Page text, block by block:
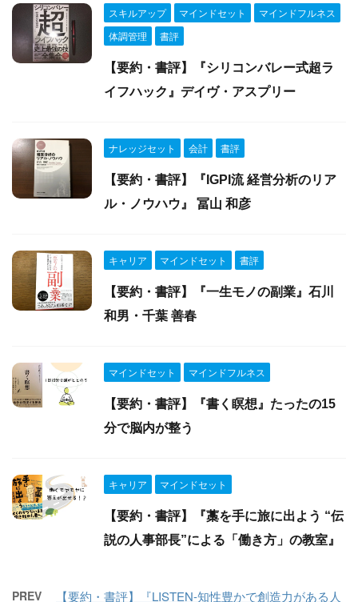
スキルアップ マインドセット
マインドフルネス
体調管理
書評
【要約・書評】『シリコンバレー式超ラ
イフハック』デイヴ・アスプリー
ナレッジセット 会計 書評
【要約・書評】『IGPI流 経営分析のリア
ル・ノウハウ』 冨山 和彦
キャリア マインドセット 書評
【要約・書評】『一生モノの副業』石川
和男・千葉 善春
マインドセット マインドフルネス
【要約・書評】『書く瞑想』たったの15
分で脳内が整う
キャリア マインドセット
【要約・書評】『藁を手に旅に出よう “伝
説の人事部長”による「働き方」の教室』
PREV
【要約・書評】『LISTEN-知性豊かで創造力がある人